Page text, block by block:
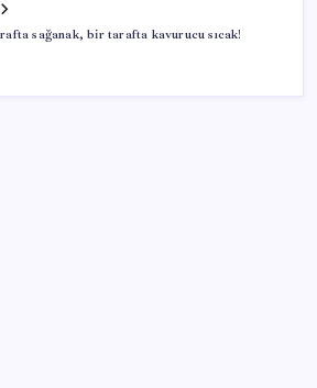
sağanak, bir tarafta kavurucu sıcak!